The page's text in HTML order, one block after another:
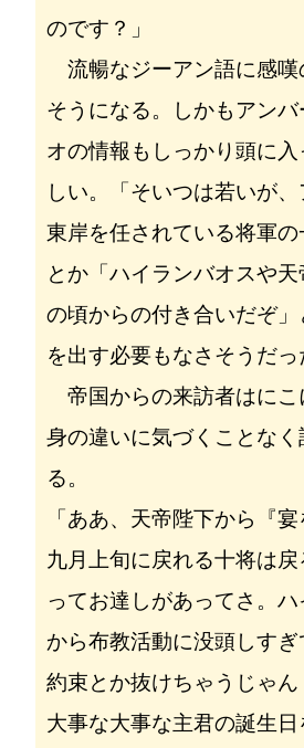
のです？」
流暢なジーアン語に感嘆
そうになる。しかもアン
オの情報もしっかり頭に
しい。「そいつは若いが
東岸を任されている将軍
とか「ハイランバオスや
の頃からの付き合いだぞ
を出す必要もなさそうだっ
帝国からの来訪者はにこ
身の違いに気づくことな
る。
「ああ、天帝陛下から『
九月上旬に戻れる十将は
ってお達しがあってさ。
から布教活動に没頭しす
約束とか抜けちゃうじゃ
大事な大事な主君の誕生